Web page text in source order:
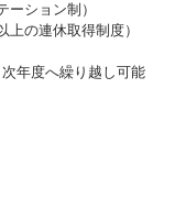
ション制）
の連休取得制度）
年度へ繰り越し可能